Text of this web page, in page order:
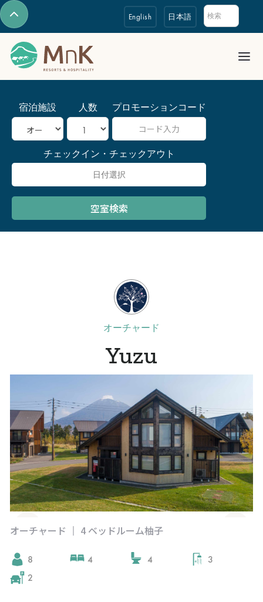
English 日本語
宿泊施設
チェックイン・チェックアウト
人数 プロモーションコード
オーチャード
Yuzu
オーチャード | 4 ベッドルーム柚子
8 4 4
3
2